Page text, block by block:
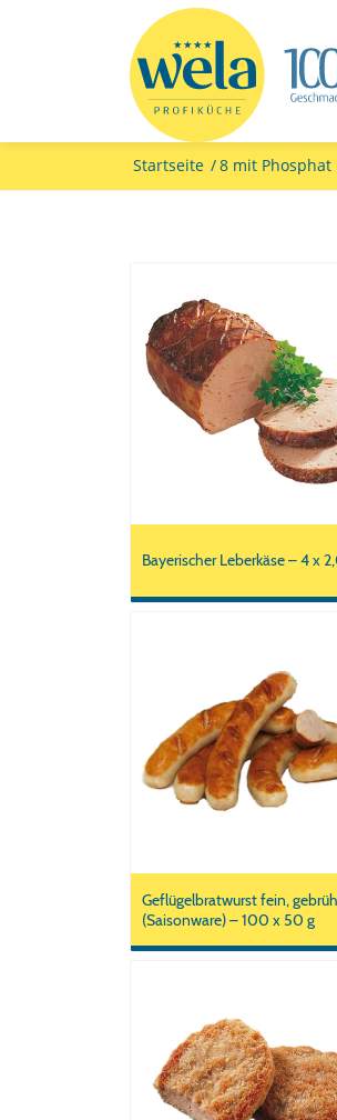
Startseite /8 mit Phosphat
Bayerischer Leberkäse – 4 x
Geflügelbratwurst fein,
(Saisonware) – 100 x 50 g